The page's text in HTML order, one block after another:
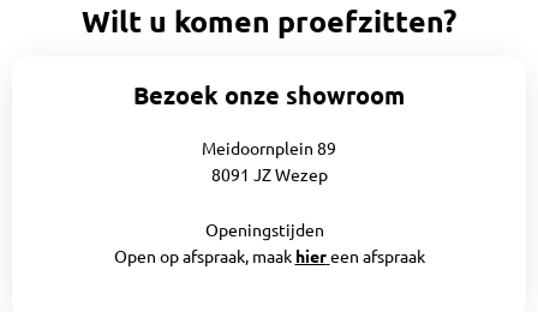
Wilt u komen proefzitten?
Bezoek onze showroom
Meidoornplein 89
8091 JZ Wezep
Openingstijden
Open op afspraak, maak hiereen afspraak